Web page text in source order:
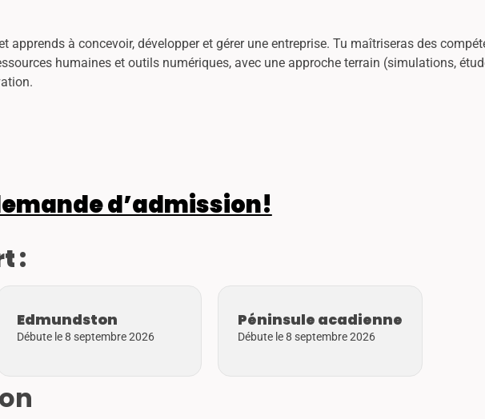
apprends à concevoir, développer et gérer une entreprise. Tu maîtriseras des
humaines et outils numériques, avec une approche terrain (simulations,
d’admission!
:
Edmundston
Débute le 8 septembre 2026
Péninsule acadienne
Débute le 8 septembre 2026